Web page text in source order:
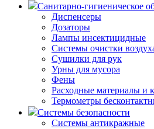
Санитарно-гигиеническое
Диспенсеры
Дозаторы
Лампы инсектицидные
Системы очистки
Сушилки для рук
Урны для мусора
Фены
Расходные материалы и
Термометры
Системы безопасности
Системы антикражные